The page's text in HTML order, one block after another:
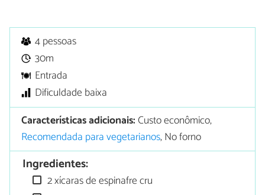
4 pessoas
30m
Entrada
Dificuldade baixa
Características adicionais:Custo econômico,
Recomendada para vegetarianos, No forno
Ingredientes:
2 xícaras de espinafre cru